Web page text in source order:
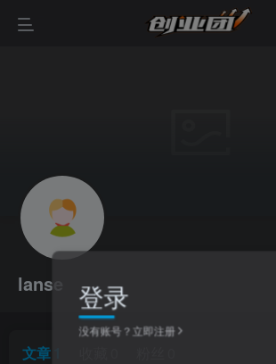
lanse
文章
登录
没有账号？立即注册